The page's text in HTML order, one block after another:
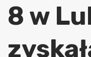
8 w